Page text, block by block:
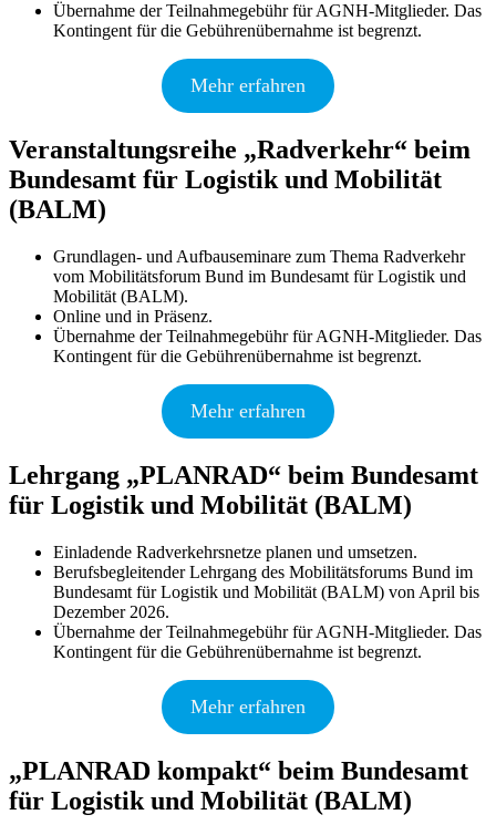
Übernahme der Teilnahmegebühr für AGNH-Mitglieder. Das
Kontingent für die Gebührenübernahme ist begrenzt.
Mehr erfahren
Veranstaltungsreihe „Radverkehr“ beim
Bundesamt für Logistik und Mobilität
(BALM)
Grundlagen- und Aufbauseminare zum Thema Radverkehr
vom Mobilitätsforum Bund im Bundesamt für Logistik und
Mobilität (BALM).
Online und in Präsenz.
Übernahme der Teilnahmegebühr für AGNH-Mitglieder. Das
Kontingent für die Gebührenübernahme ist begrenzt.
Mehr erfahren
Lehrgang „PLANRAD“ beim Bundesamt
für Logistik und Mobilität (BALM)
Einladende Radverkehrsnetze planen und umsetzen.
Berufsbegleitender Lehrgang des Mobilitätsforums Bund im
Bundesamt für Logistik und Mobilität (BALM) von April bis
Dezember 2026.
Übernahme der Teilnahmegebühr für AGNH-Mitglieder. Das
Kontingent für die Gebührenübernahme ist begrenzt.
Mehr erfahren
„PLANRAD kompakt“ beim Bundesamt
für Logistik und Mobilität (BALM)